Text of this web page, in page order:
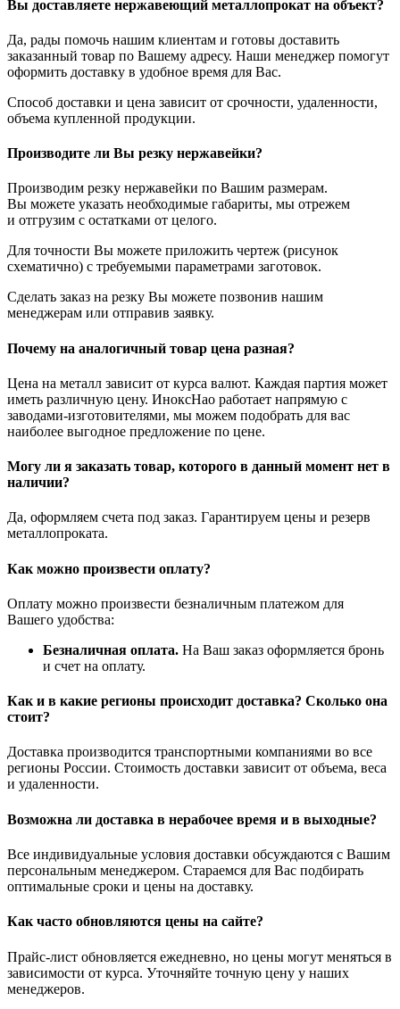
Вы доставляете нержавеющий металлопрокат на объект?
Да, рады помочь нашим клиентам и готовы доставить
заказанный товар по Вашему адресу. Наши менеджер помогут
оформить доставку в удобное время для Вас.
Способ доставки и цена зависит от срочности, удаленности,
объема купленной продукции.
Производите ли Вы резку нержавейки?
Производим резку нержавейки по Вашим размерам.
Вы можете указать необходимые габариты, мы отрежем
и отгрузим с остатками от целого.
Для точности Вы можете приложить чертеж (рисунок
схематично) с требуемыми параметрами заготовок.
Сделать заказ на резку Вы можете позвонив нашим
менеджерам или отправив заявку.
Почему на аналогичный товар цена разная?
Цена на металл зависит от курса валют. Каждая партия может
иметь различную цену. ИноксНао работает напрямую с
заводами-изготовителями, мы можем подобрать для вас
наиболее выгодное предложение по цене.
Могу ли я заказать товар, которого в данный момент нет в
наличии?
Да, оформляем счета под заказ. Гарантируем цены и резерв
металлопроката.
Как можно произвести оплату?
Оплату можно произвести безналичным платежом для
Вашего удобства:
Безналичная оплата. На Ваш заказ оформляется бронь
и счет на оплату.
Как и в какие регионы происходит доставка? Сколько она
стоит?
Доставка производится транспортными компаниями во все
регионы России. Стоимость доставки зависит от объема, веса
и удаленности.
Возможна ли доставка в нерабочее время и в выходные?
Все индивидуальные условия доставки обсуждаются с Вашим
персональным менеджером. Стараемся для Вас подбирать
оптимальные сроки и цены на доставку.
Как часто обновляются цены на сайте?
Прайс-лист обновляется ежедневно, но цены могут меняться в
зависимости от курса. Уточняйте точную цену у наших
менеджеров.